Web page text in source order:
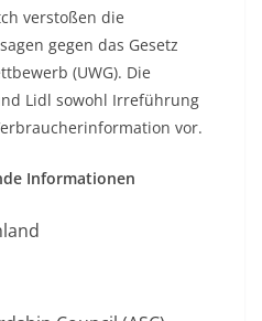
verstoßen die
gegen das Gesetz
(UWG). Die
Lidl sowohl Irreführung
vor.
Informationen